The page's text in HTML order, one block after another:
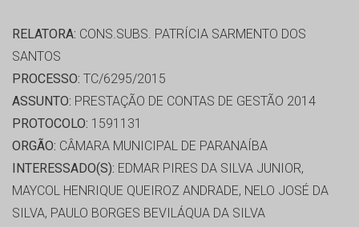
RELATORA: CONS.SUBS. PATRÍCIA SARMENTO DOS
SANTOS
PROCESSO: TC/6295/2015
ASSUNTO: PRESTAÇÃO DE CONTAS DE GESTÃO 2014
PROTOCOLO: 1591131
ORGÃO: CÂMARA MUNICIPAL DE PARANAÍBA
INTERESSADO(S): EDMAR PIRES DA SILVA JUNIOR,
MAYCOL HENRIQUE QUEIROZ ANDRADE, NELO JOSÉ DA
SILVA, PAULO BORGES BEVILÁQUA DA SILVA